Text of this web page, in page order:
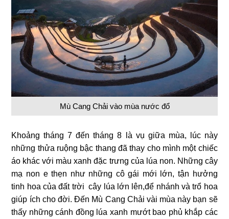
Mù Cang Chải vào mùa nước đổ
Khoảng tháng 7 đến tháng 8 là vụ giữa mùa, lúc này
những thửa ruộng bậc thang đã thay cho mình một chiếc
áo khác với màu xanh đặc trưng của lúa non. Những cây
mạ non e thẹn như những cô gái mới lớn, tận hưởng
tinh hoa của đất trời cây lúa lớn lên,để nhánh và trổ hoa
giúp ích cho đời. Đến Mù Cang Chải vài mùa này bạn sẽ
thấy những cánh đồng lúa xanh mướt bao phủ khắp các